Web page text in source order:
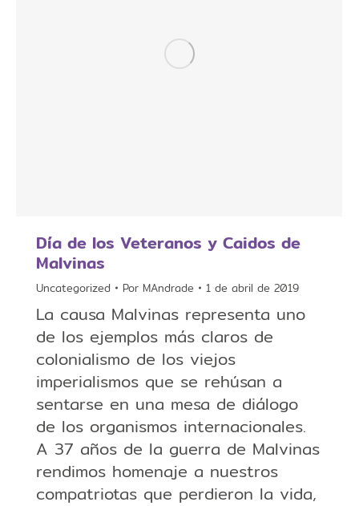
Día de los Veteranos y Caidos de
Malvinas
Uncategorized Por MAndrade 1 de abril de 2019
La causa Malvinas representa uno
de los ejemplos más claros de
colonialismo de los viejos
imperialismos que se rehúsan a
sentarse en una mesa de diálogo
de los organismos internacionales.
A 37 años de la guerra de Malvinas
rendimos homenaje a nuestros
compatriotas que perdieron la vida,